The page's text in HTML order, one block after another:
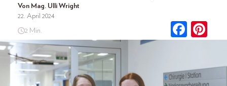
Von Mag. Ulli Wright
22. April 2024
2 Min.